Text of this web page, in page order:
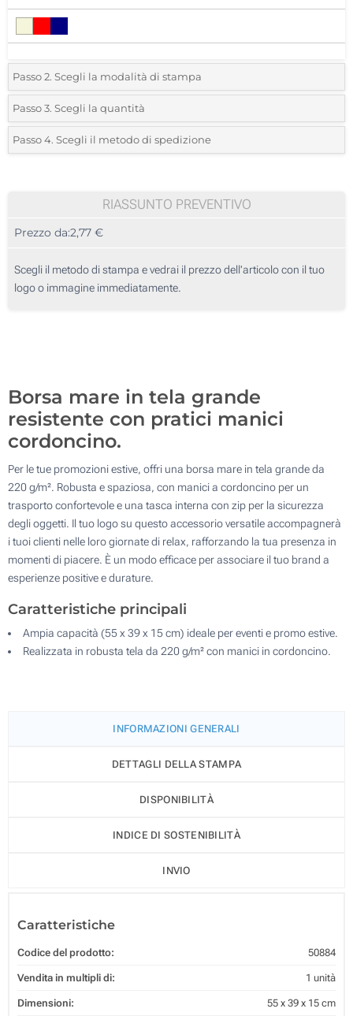
Passo 2. Scegli la modalità di stampa
*Seleziona la posizione di stampa e il colore del vostro logo:
1 Colore (Su un lato)
3 Colori (Su un lato)
Senza stampa
Passo 3. Scegli la quantità
*Quantità desiderata:
20
50
100
Passo 4. Scegli il metodo di spedizione
RIASSUNTO PREVENTIVO
Prezzo da:2,77 €
Scegli il metodo di stampa e vedrai il prezzo dell'articolo con il tuo
logo o immagine immediatamente.
Borsa mare in tela grande
resistente con pratici manici
cordoncino.
Per le tue promozioni estive, offri una borsa mare in tela grande da
220 g/m². Robusta e spaziosa, con manici a cordoncino per un
trasporto confortevole e una tasca interna con zip per la sicurezza
degli oggetti. Il tuo logo su questo accessorio versatile accompagnerà
i tuoi clienti nelle loro giornate di relax, rafforzando la tua presenza in
momenti di piacere. È un modo efficace per associare il tuo brand a
esperienze positive e durature.
Caratteristiche principali
Ampia capacità (55 x 39 x 15 cm) ideale per eventi e promo estive.
Realizzata in robusta tela da 220 g/m² con manici in cordoncino.
INFORMAZIONI GENERALI
DETTAGLI DELLA STAMPA
DISPONIBILITÀ
INDICE DI SOSTENIBILITÀ
INVIO
Caratteristiche
Codice del prodotto: 50884
Vendita in multipli di: 1 unità
Dimensioni: 55 x 39 x 15 cm